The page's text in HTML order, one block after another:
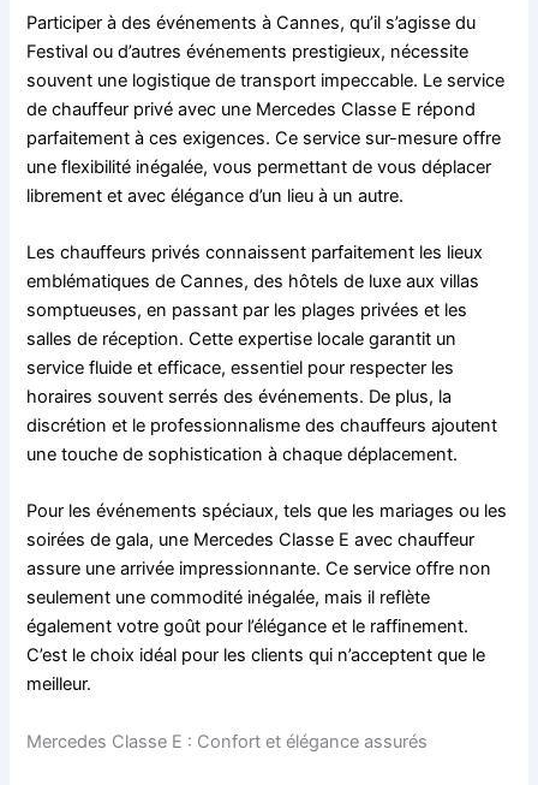
Participer à des événements à Cannes, qu’il s’agisse du
Festival ou d’autres événements prestigieux, nécessite
souvent une logistique de transport impeccable. Le service
de chauffeur privé avec une Mercedes Classe E répond
parfaitement à ces exigences. Ce service sur-mesure offre
une flexibilité inégalée, vous permettant de vous déplacer
librement et avec élégance d’un lieu à un autre.
Les chauffeurs privés connaissent parfaitement les lieux
emblématiques de Cannes, des hôtels de luxe aux villas
somptueuses, en passant par les plages privées et les
salles de réception. Cette expertise locale garantit un
service fluide et efficace, essentiel pour respecter les
horaires souvent serrés des événements. De plus, la
discrétion et le professionnalisme des chauffeurs ajoutent
une touche de sophistication à chaque déplacement.
Pour les événements spéciaux, tels que les mariages ou les
soirées de gala, une Mercedes Classe E avec chauffeur
assure une arrivée impressionnante. Ce service offre non
seulement une commodité inégalée, mais il reflète
également votre goût pour l’élégance et le raffinement.
C’est le choix idéal pour les clients qui n’acceptent que le
meilleur.
Mercedes Classe E : Confort et élégance assurés